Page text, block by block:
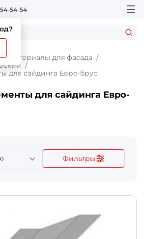
54-54
Материалы для фасада
для сайдинга Евро-брус
для сайдинга Евро-
Фильтры